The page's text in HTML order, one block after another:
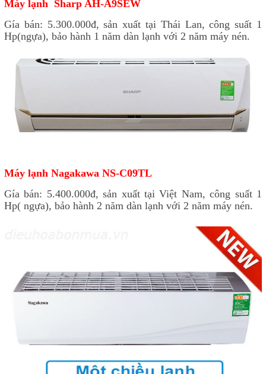
Máy lạnh Sharp AH-A9SEW
Gía bán: 5.300.000đ, sản xuất tại Thái Lan, công suất 1
Hp(ngựa), bảo hành 1 năm dàn lạnh với 2 năm máy nén.
Máy lạnh Nagakawa NS-C09TL
Gía bán: 5.400.000đ, sản xuất tại Việt Nam, công suất 1
Hp( ngựa), bảo hành 2 năm dàn lạnh với 2 năm máy nén.